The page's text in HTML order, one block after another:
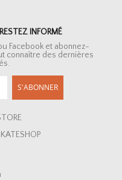
INFORMÉ
Facebook et abonnez-
connaître des dernières
S'ABONNER